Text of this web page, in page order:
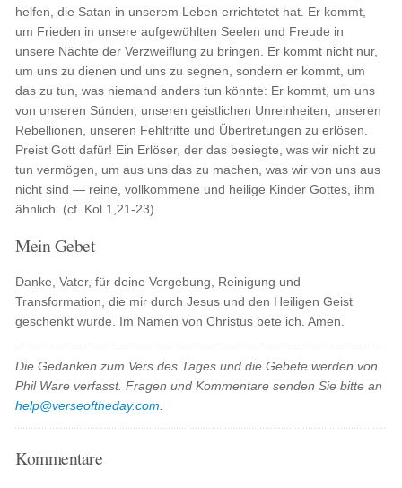
helfen, die Satan in unserem Leben errichtetet hat. Er kommt,
um Frieden in unsere aufgewühlten Seelen und Freude in
unsere Nächte der Verzweiflung zu bringen. Er kommt nicht nur,
um uns zu dienen und uns zu segnen, sondern er kommt, um
das zu tun, was niemand anders tun könnte: Er kommt, um uns
von unseren Sünden, unseren geistlichen Unreinheiten, unseren
Rebellionen, unseren Fehltritte und Übertretungen zu erlösen.
Preist Gott dafür! Ein Erlöser, der das besiegte, was wir nicht zu
tun vermögen, um aus uns das zu machen, was wir von uns aus
nicht sind — reine, vollkommene und heilige Kinder Gottes, ihm
ähnlich. (cf. Kol.1,21-23)
Mein Gebet
Danke, Vater, für deine Vergebung, Reinigung und
Transformation, die mir durch Jesus und den Heiligen Geist
geschenkt wurde. Im Namen von Christus bete ich. Amen.
Die Gedanken zum Vers des Tages und die Gebete werden von
Phil Ware verfasst. Fragen und Kommentare senden Sie bitte an
help@verseoftheday.com
Kommentare